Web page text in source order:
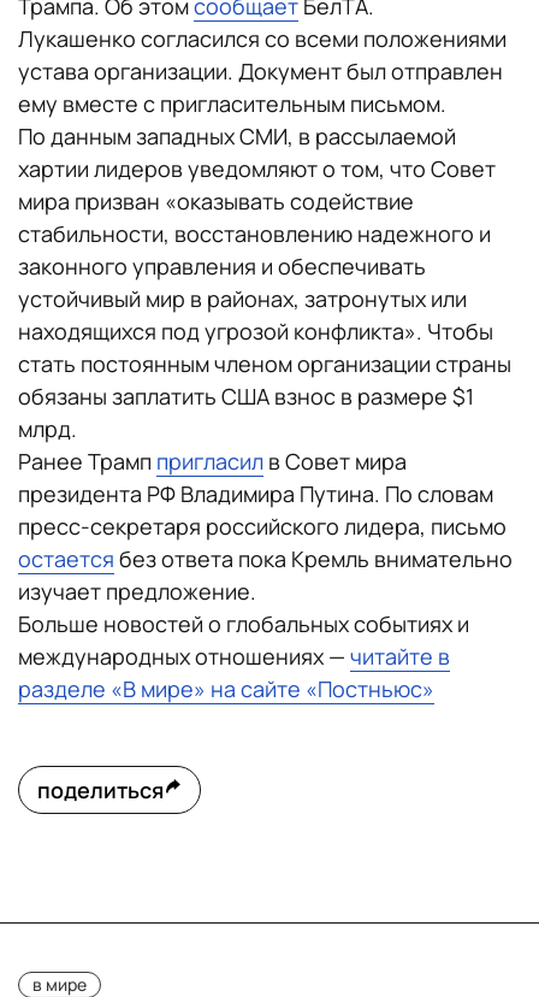
Трампа. Об этомсообщает БелТА.
Лукашенко согласился со всеми положениями
устава организации. Документ был отправлен
ему вместе с пригласительным письмом.
По данным западных СМИ, в рассылаемой
хартии лидеров уведомляют о том, что Совет
мира призван «оказывать содействие
стабильности, восстановлению надежного и
законного управления и обеспечивать
устойчивый мир в районах, затронутых или
находящихся под угрозой конфликта». Чтобы
стать постоянным членом организации страны
обязаны заплатить США взнос в размере $1
млрд.
Ранее Трамп пригласил в Совет мира
президента РФ Владимира Путина. По словам
пресс-секретаря российского лидера, письмо
остается без ответа пока Кремль внимательно
изучает предложение.
Больше новостей о глобальных событиях и
международных отношениях — читайте в
разделе «В мире» на сайте «Постньюс»
поделиться
в мире